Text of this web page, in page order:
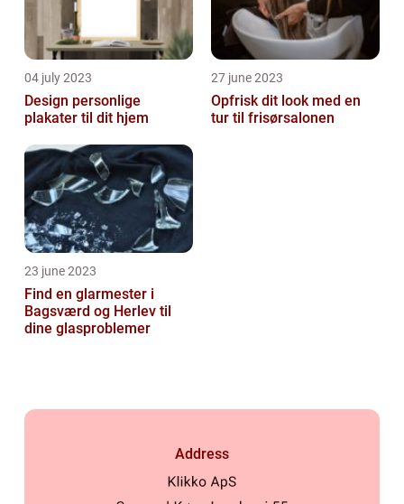
04 july 2023
Design personlige
plakater til dit hjem
27 june 2023
Opfrisk dit look med en
tur til frisørsalonen
23 june 2023
Find en glarmester i
Bagsværd og Herlev til
dine glasproblemer
Address